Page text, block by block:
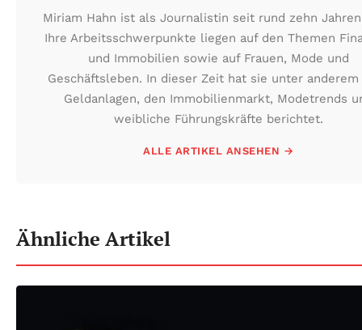
Miriam Hahn ist als Journalistin seit rund zehn
Ihre Arbeitsschwerpunkte liegen auf den Themen
und Immobilien sowie auf Frauen, Mode und
Geschäftsleben. In dieser Zeit hat sie unter anderem
Geldanlagen, den Immobilienmarkt, Modetrends
weibliche Führungskräfte berichtet.
ALLE ARTIKEL ANSEHEN →
Ähnliche Artikel